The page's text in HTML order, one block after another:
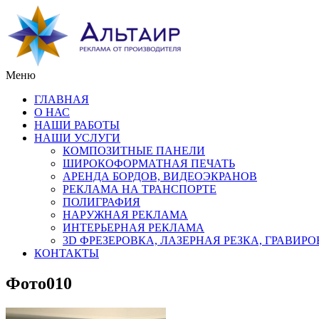
Меню
ГЛАВНАЯ
О НАС
НАШИ РАБОТЫ
НАШИ УСЛУГИ
КОМПОЗИТНЫЕ ПАНЕЛИ
ШИРОКОФОРМАТНАЯ ПЕЧАТЬ
АРЕНДА БОРДОВ, ВИДЕОЭКРАНОВ
РЕКЛАМА НА ТРАНСПОРТЕ
ПОЛИГРАФИЯ
НАРУЖНАЯ РЕКЛАМА
ИНТЕРЬЕРНАЯ РЕКЛАМА
3D ФРЕЗЕРОВКА, ЛАЗЕРНАЯ РЕЗКА,
КОНТАКТЫ
Фото010